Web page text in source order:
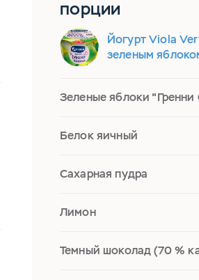
порции
Йогурт Viola
зеленым
Зеленые яблоки
Белок яичный
Сахарная пудра
Лимон
Темный шоколад (70 %